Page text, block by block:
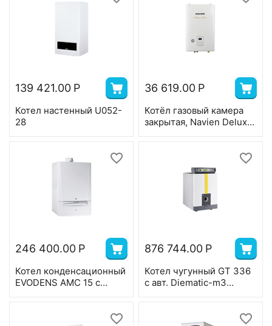
139 421.00 Р
Котел настенный U052-
28
36 619.00 Р
Котёл газовый камера
закрытая, Navien Deluxe
246 400.00 Р
Котел конденсационный
EVODENS AMC 15 с
876 744.00 Р
Котел чугунный GT 336
с авт. Diematic-m3